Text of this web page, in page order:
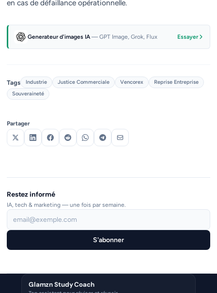
en cas de défaillance opérationnelle.
Generateur d'images IA — GPT Image, Grok, Flux Essayer
Tags Industrie Justice Commerciale Vencorex
Reprise Entreprise
Souveraineté
Partager
Restez informé
IA, tech & marketing — une fois par semaine.
S'abonner
Glamzn Study Coach